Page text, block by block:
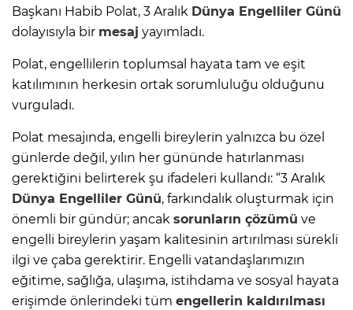
Başkanı Habib Polat, 3 Aralık Dünya Engelliler Günü
dolayısıyla bir mesaj yayımladı.
Polat, engellilerin toplumsal hayata tam ve eşit
katılımının herkesin ortak sorumluluğu olduğunu
vurguladı.
Polat mesajında, engelli bireylerin yalnızca bu özel
günlerde değil, yılın her gününde hatırlanması
gerektiğini belirterek şu ifadeleri kullandı: “3 Aralık
Dünya Engelliler Günü, farkındalık oluşturmak için
önemli bir gündür; ancak sorunların çözümü ve
engelli bireylerin yaşam kalitesinin artırılması sürekli
ilgi ve çaba gerektirir. Engelli vatandaşlarımızın
eğitime, sağlığa, ulaşıma, istihdama ve sosyal hayata
erişimde önlerindeki tüm engellerin kaldırılması